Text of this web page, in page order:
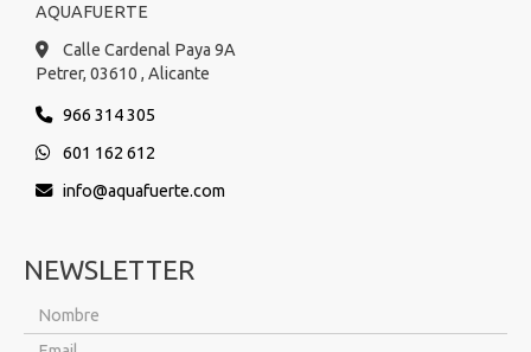
AQUAFUERTE
Calle Cardenal Paya 9A
Petrer, 03610 , Alicante
966 314 305
601 162 612
info
aquafuerte.com
NEWSLETTER